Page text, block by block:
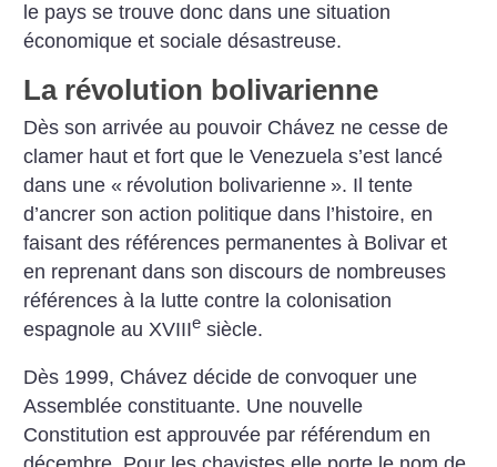
le pays se trouve donc dans une situation
économique et sociale désastreuse.
La révolution bolivarienne
Dès son arrivée au pouvoir Chávez ne cesse de
clamer haut et fort que le Venezuela s’est lancé
dans une « révolution bolivarienne ». Il tente
d’ancrer son action politique dans l’histoire, en
faisant des références permanentes à Bolivar et
en reprenant dans son discours de nombreuses
références à la lutte contre la colonisation
espagnole au XVIIIe siècle.
Dès 1999, Chávez décide de convoquer une
Assemblée constituante. Une nouvelle
Constitution est approuvée par référendum en